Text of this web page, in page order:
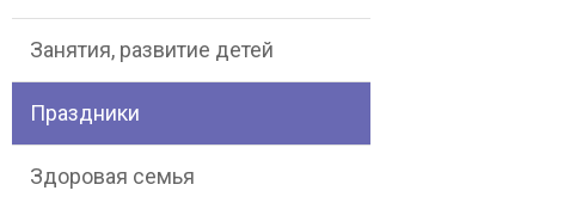
Занятия, развитие детей
Праздники
Здоровая семья